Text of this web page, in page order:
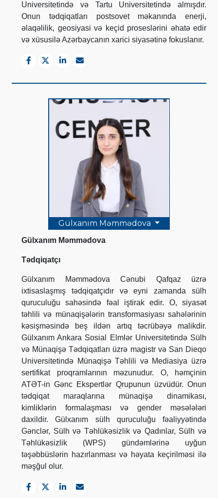
Universitetində və Tartu Universitetində almışdır.
Onun tədqiqatları postsovet məkanında enerji,
əlaqəlilik, geosiyasi və keçid proseslərini əhatə edir
və xüsusilə Azərbaycanın xarici siyasətinə fokuslanır.
Gülxanım Məmmədova
Gülxanım Məmmədova
Tədqiqatçı
Gülxanım Məmmədova Cənubi Qafqaz üzrə
ixtisaslaşmış tədqiqatçıdır və eyni zamanda sülh
quruculuğu sahəsində fəal iştirak edir. O, siyasət
təhlili və münaqişələrin transformasiyası sahələrinin
kəsişməsində beş ildən artıq təcrübəyə malikdir.
Gülxanım Ankara Sosial Elmlər Universitetində Sülh
və Münaqişə Tədqiqatları üzrə magistr və San Dieqo
Universitetində Münaqişə Təhlili və Mediasiya üzrə
sertifikat proqramlarının məzunudur. O, həmçinin
ATƏT-in Gənc Ekspertlər Qrupunun üzvüdür. Onun
tədqiqat maraqlarına münaqişə dinamikası,
kimliklərin formalaşması və gender məsələləri
daxildir. Gülxanım sülh quruculuğu fəaliyyətində
Gənclər, Sülh və Təhlükəsizlik və Qadınlar, Sülh və
Təhlükəsizlik (WPS) gündəmlərinə uyğun
təşəbbüslərin hazırlanması və həyata keçirilməsi ilə
məşğul olur.